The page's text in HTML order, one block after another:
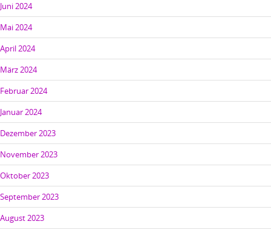
Juni 2024
Mai 2024
April 2024
März 2024
Februar 2024
Januar 2024
Dezember 2023
November 2023
Oktober 2023
September 2023
August 2023